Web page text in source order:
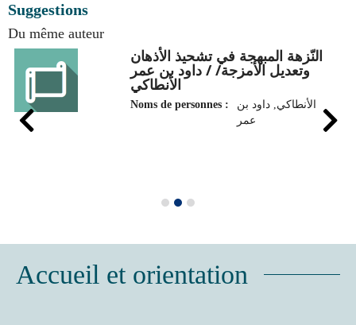
Suggestions
Du même auteur
النّزهة المبهجة في تشحيذ الأذهان
وتعديل الأمزجة/ / داود بن عمر
الأنطاكي
Noms de personnes :
الأنطاكي, داود بن
عمر
Accueil et orientation